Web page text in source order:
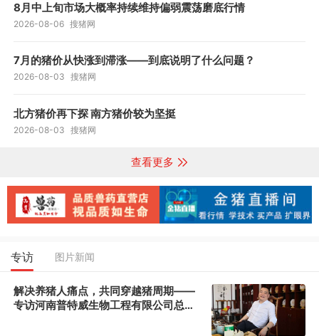
8月中上旬市场大概率持续维持偏弱震荡磨底行情
2026-08-06 搜猪网
7月的猪价从快涨到滞涨——到底说明了什么问题？
2026-08-03 搜猪网
北方猪价再下探 南方猪价较为坚挺
2026-08-03 搜猪网
查看更多
专访 图片新闻
解决养猪人痛点，共同穿越猪周期——
专访河南普特威生物工程有限公司总经